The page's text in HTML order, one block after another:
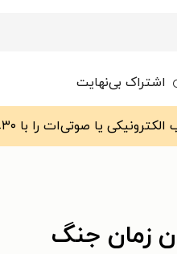
اشتراک بی‌نهایت
زمان جنگ